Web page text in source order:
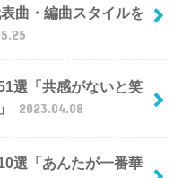
曲・編曲スタイルを
選「共感がないと笑
2023.04.08
選「あんたが一番華